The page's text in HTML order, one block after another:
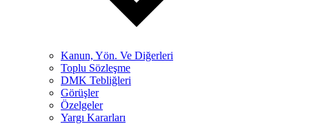
Kanun, Yön. Ve Diğerleri
Toplu Sözleşme
DMK Tebliğleri
Görüşler
Özelgeler
Yargı Kararları